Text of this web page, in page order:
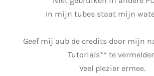
In mijn tubes staat mijn
Geef mij aub de credits door mijn
Tutorials** te
Veel plezier ermee.